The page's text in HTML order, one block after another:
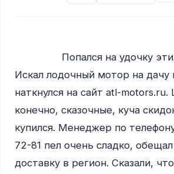
Искал лодочный мотор на дачу
наткнулся на сайт atl-
конечно, сказочные, куча
купился. Менеджер по
72-81 пел очень сладко,
доставку в регион. Сказали,